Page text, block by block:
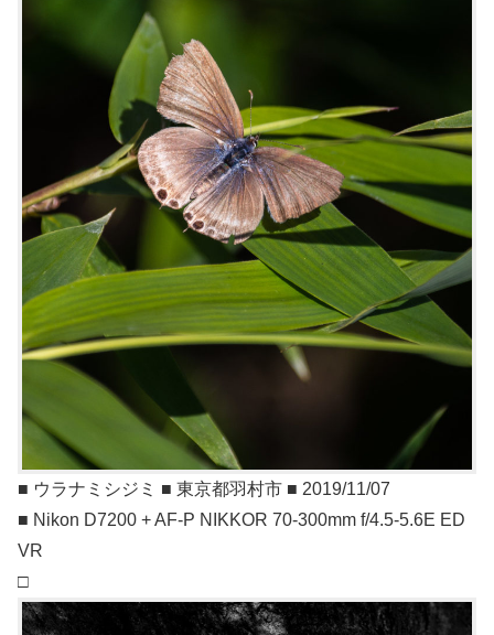
■ ウラナミシジミ ■ 東京都羽村市 ■ 2019/11/07
■ Nikon D7200 + AF-P NIKKOR 70-300mm f/4.5-5.6E ED
VR
□